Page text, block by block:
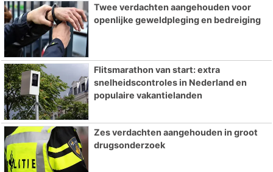
Twee verdachten aangehouden voor
openlijke geweldpleging en bedreiging
Flitsmarathon van start: extra
snelheidscontroles in Nederland en
populaire vakantielanden
Zes verdachten aangehouden in groot
drugsonderzoek